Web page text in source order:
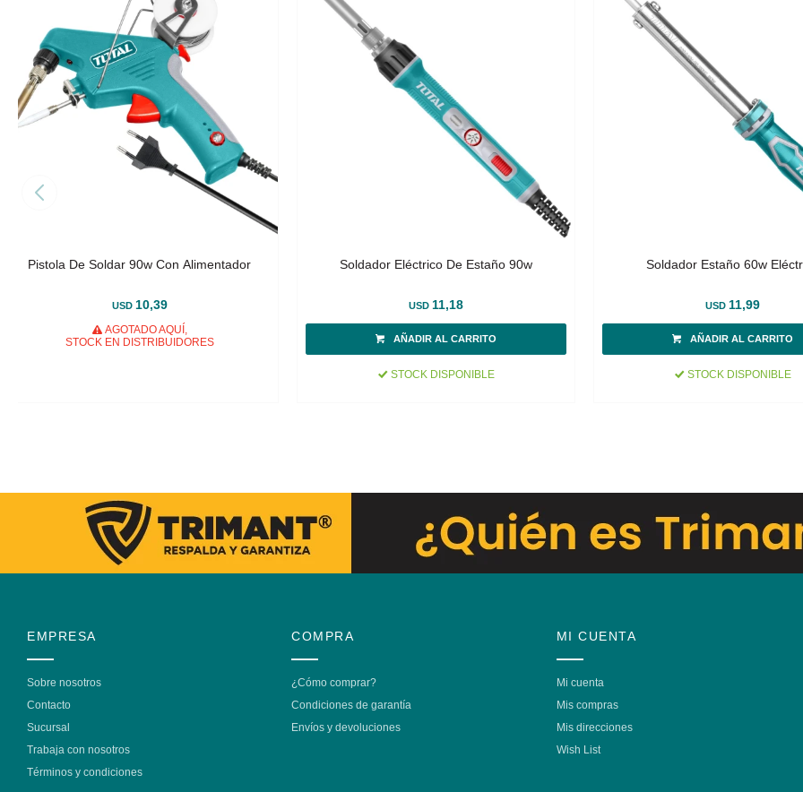
Pistola De Soldar 90w Con Alimentador
USD 10,39
AGOTADO AQUÍ,
STOCK EN DISTRIBUIDORES
Soldador Eléctrico De Estaño 90w
USD 11,18
STOCK DISPONIBLE
Soldador Estaño 60w
USD 11,99
STOCK DISPONIBLE
EMPRESA
Sobre nosotros
Contacto
Sucursal
Trabaja con nosotros
Términos y condiciones
COMPRA
¿Cómo comprar?
Condiciones de garantía
Envíos y devoluciones
MI CUENTA
Mi cuenta
Mis compras
Mis direcciones
Wish List